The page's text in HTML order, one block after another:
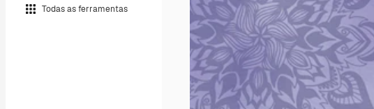
Todas as ferramentas